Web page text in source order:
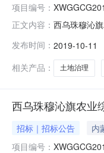
项目编号：
正文内容： 西乌珠穆沁
年增量资金
货物
发布时间： 2019-10-11
相关产品：
土地治理
西乌珠穆沁旗农业
招标｜招标公告
内
项目编号：